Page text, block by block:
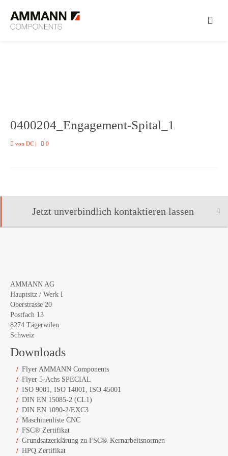
0400204_Engagement-Spital_1
von DC | 0
Jetzt unverbindlich kontaktieren lassen
AMMANN AG
Hauptsitz / Werk I
Oberstrasse 20
Postfach 13
8274 Tägerwilen
Schweiz
Downloads
Flyer AMMANN Components
Flyer 5-Achs SPECIAL
ISO 9001, ISO 14001, ISO 45001
DIN EN 15085-2 (CL1)
DIN EN 1090-2/EXC3
Maschinenliste CNC
FSC® Zertifikat
Grundsatzerklärung zu FSC®-Kernarbeitsnormen
HPQ Zertifikat